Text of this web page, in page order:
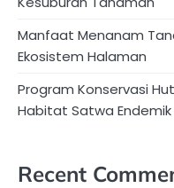
Manfaat Menanam
Ekosistem Halaman
Program Konservasi
Habitat Satwa Endemik
Recent